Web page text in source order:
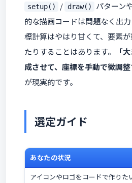
setup() / draw()
パターン
的な描画コードは問題なく出
標計算はやはり甘くて、要素
たりすることはあります。
「
成させて、座標を手動で微調整
が現実的です。
選定ガイド
あなたの状況
アイコンやロゴをコードで作りた